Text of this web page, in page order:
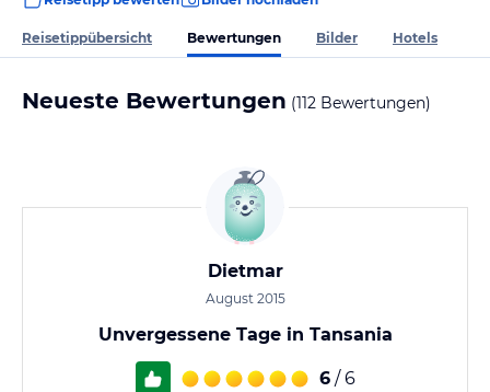
Reisetippübersicht Bewertungen Bilder Hotels
Neueste Bewertungen (112 Bewertungen)
Dietmar
August 2015
Unvergessene Tage in Tansania
6 / 6